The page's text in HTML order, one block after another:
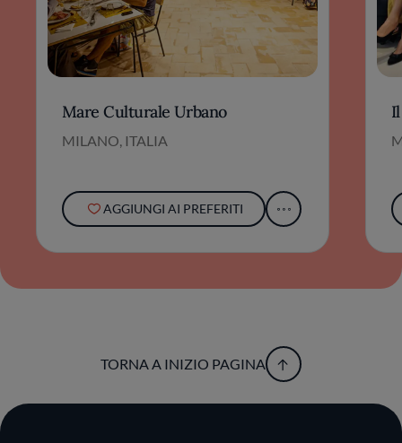
Mare Culturale Urbano
MILANO, ITALIA
AGGIUNGI AI PREFERITI
TORNA A INIZIO PAGINA